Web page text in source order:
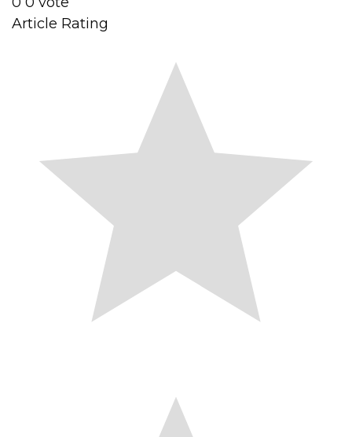
Article Rating